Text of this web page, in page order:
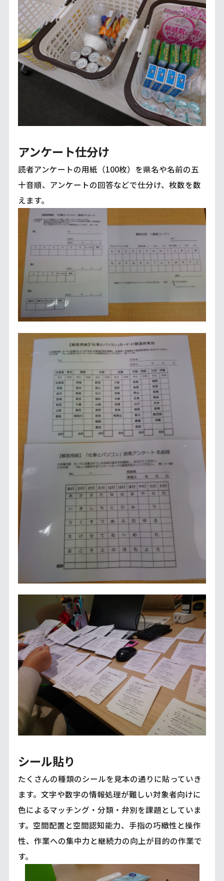
アンケート仕分け
読者アンケートの用紙（100枚）を県名や名前の五
十音順、アンケートの回答などで仕分け、枚数を数
えます。
シール貼り
たくさんの種類のシールを見本の通りに貼っていき
ます。文字や数字の情報処理が難しい対象者向けに
色によるマッチング・分類・弁別を課題としていま
す。空間配置と空間認知能力、手指の巧緻性と操作
性、作業への集中力と継続力の向上が目的の作業で
す。